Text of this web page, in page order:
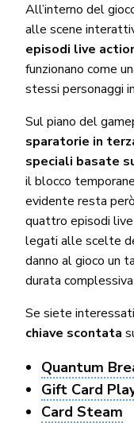
All’interno del
alle scene
episodi live
funzionano come
stessi personaggi
Sul piano del
sparatorie in
speciali basate
il blocco
evidente resta
quattro episodi
legati alle scelte
danno al gioco un
durata complessiva
Se siete
chiave scontata
Quantum
Gift Card
Card Steam